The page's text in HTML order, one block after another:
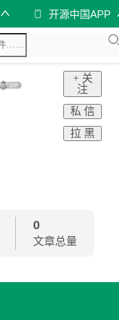
开源中国APP
+ 关
注
私 信
拉 黑
0
文章总量